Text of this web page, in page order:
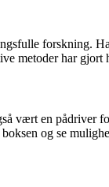
forskning.
metoder har gjort
vært en pådriver
og se